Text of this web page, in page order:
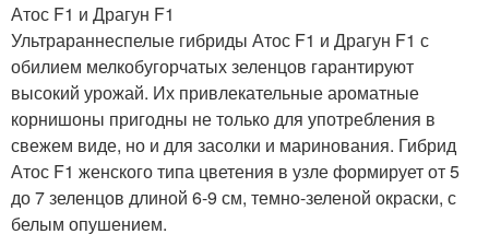
Атос F1 и Драгун F1
Ультрараннеспелые гибриды Атос F1 и Драгун F1 с
обилием мелкобугорчатых зеленцов гарантируют
высокий урожай. Их привлекательные ароматные
корнишоны пригодны не только для употребления в
свежем виде, но и для засолки и маринования. Гибрид
Атос F1 женского типа цветения в узле формирует от 5
до 7 зеленцов длиной 6-9 см, темно-зеленой окраски, с
белым опушением.